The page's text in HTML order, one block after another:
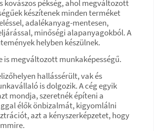
kovászos pékség, ahol megváltozott
készítenek minden terméket
adalékanyag-mentesen,
minőségi alapanyagokból. A
helyben készülnek.
is megváltozott munkaképességű.
hallássérült, vak és
is dolgozik. A cég egyik
mondja, szeretnék építeni a
élők önbizalmát, kigyomlálni
azt a kényszerképzetet, hogy